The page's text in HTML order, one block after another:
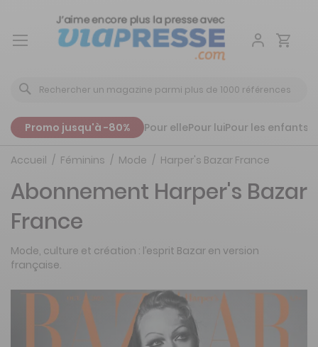
Aller
Promo jusqu'à -80% Pour ellePour luiPour les enfants
Accueil Féminins Mode Harper's Bazar France
Abonnement Harper's Bazar
France
Mode, culture et création : l’esprit Bazar en version
française.